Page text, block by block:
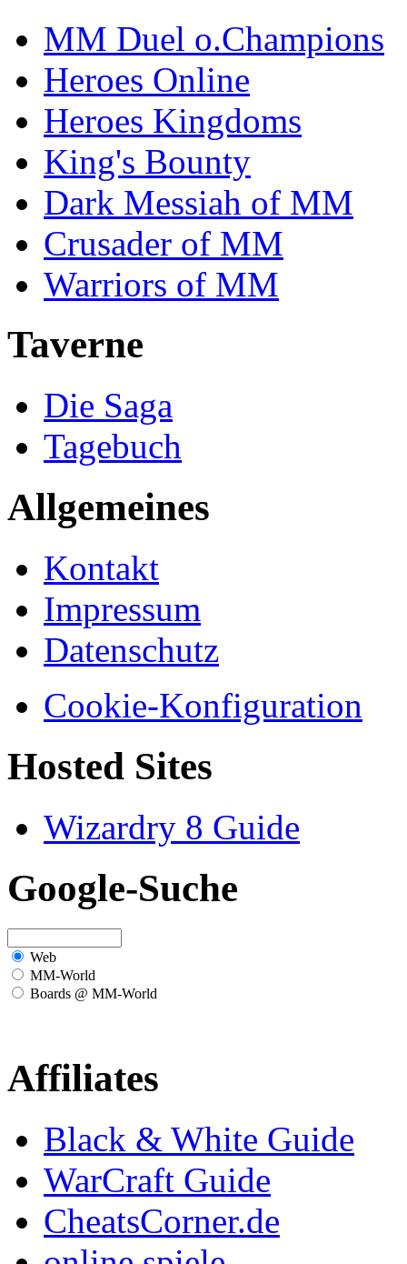
MM Duel o.Champions
Heroes Online
Heroes Kingdoms
King's Bounty
Dark Messiah of MM
Crusader of MM
Warriors of MM
Taverne
Die Saga
Tagebuch
Allgemeines
Kontakt
Impressum
Datenschutz
Cookie-Konfiguration
Hosted Sites
Wizardry 8 Guide
Google-Suche
Web
MM-World
Boards @ MM-World
Affiliates
Black & White Guide
WarCraft Guide
CheatsCorner.de